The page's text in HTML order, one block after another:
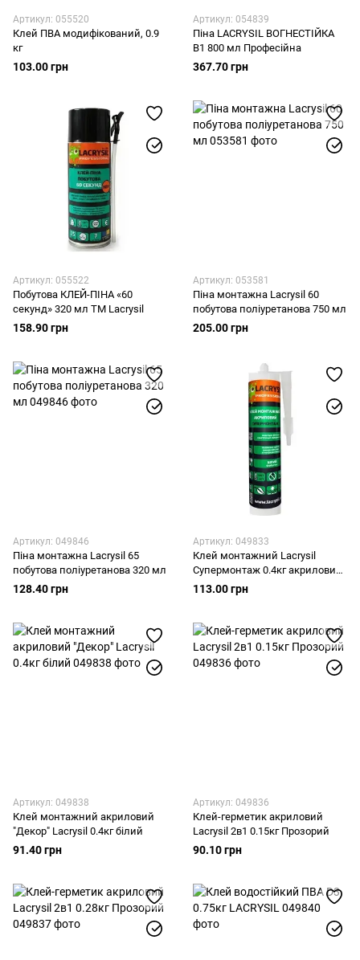
Артикул: 055520
Клей ПВА модифікований, 0.9
кг
103.00 грн
Артикул: 054839
Піна LACRYSIL ВОГНЕСТІЙКА
В1 800 мл Професійна
367.70 грн
Артикул: 055522
Побутова КЛЕЙ-ПІНА «60
секунд» 320 мл ТМ Lacrysil
158.90 грн
Артикул: 053581
Піна монтажна Lacrysil 60
побутова поліуретанова 750 мл
205.00 грн
Артикул: 049846
Піна монтажна Lacrysil 65
побутова поліуретанова 320 мл
128.40 грн
Артикул: 049833
Клей монтажний Lacrysil
Супермонтаж 0.4кг акриловий
білий
113.00 грн
Артикул: 049838
Клей монтажний акриловий
"Декор" Lacrysil 0.4кг білий
91.40 грн
Артикул: 049836
Клей-герметик акриловий
Lacrysil 2в1 0.15кг Прозорий
90.10 грн